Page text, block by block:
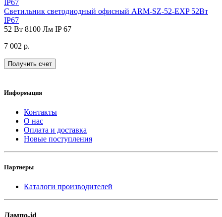
Светильник светодиодный офисный ARM-SZ-52-EXP 52Вт
IP67
52 Вт 8100 Лм IP 67
7 002 р.
Получить счет
Информация
Контакты
О нас
Оплата и доставка
Новые поступления
Партнеры
Каталоги производителей
Лампо-id